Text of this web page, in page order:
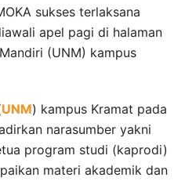
sukses terlaksana
apel pagi di halaman
(UNM) kampus
UNM) kampus Kramat pada
narasumber yakni
program studi (kaprodi)
materi akademik dan